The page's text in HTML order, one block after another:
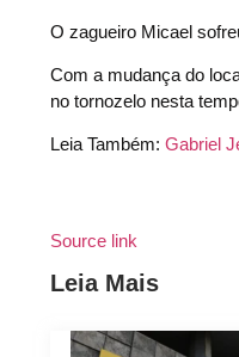
O zagueiro Micael
Com a mudança do
no tornozelo nesta
Leia Também: Gabriel
Source link
Leia Mais